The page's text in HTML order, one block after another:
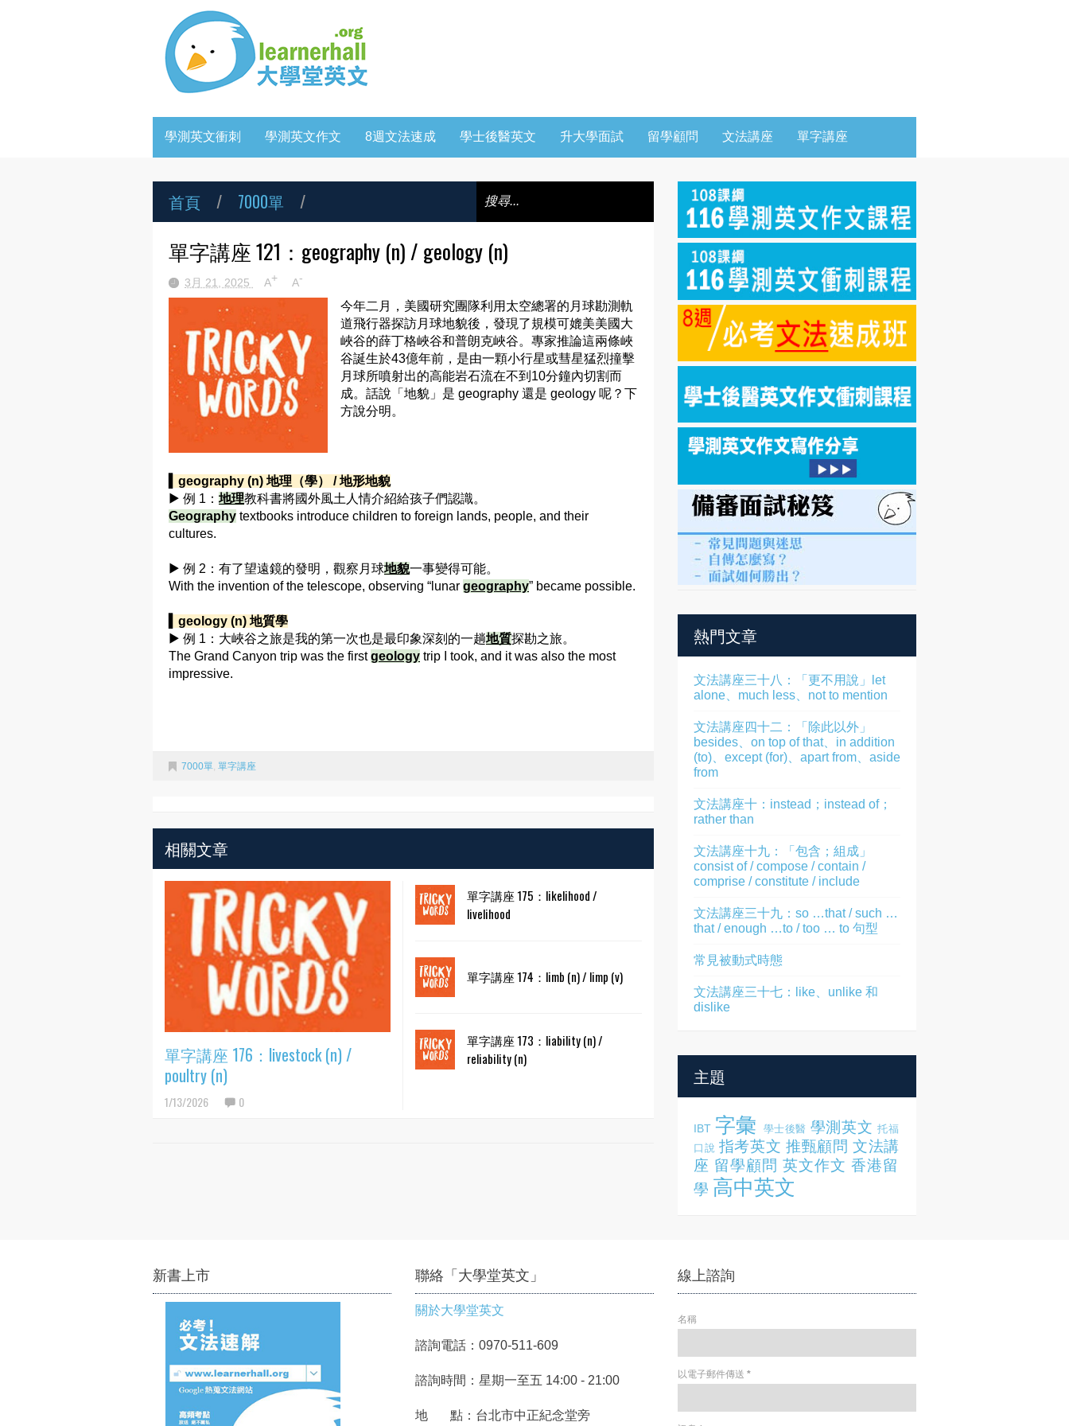
學測英文衝刺 學測英文作文 8週文法速成 學士後醫英文 升大學面試 留學顧問 文法講座 單字講座
首頁 / 7000單 /
單字講座 121：geography (n) / geology (n)
3月 21, 2025 A+ A-
今年二月，美國研究團隊利用太空總署的月球勘測軌
道飛行器探訪月球地貌後，發現了規模可媲美美國大
峽谷的薛丁格峽谷和普朗克峽谷。專家推論這兩條峽
谷誕生於43億年前，是由一顆小行星或彗星猛烈撞擊
月球所噴射出的高能岩石流在不到10分鐘內切割而
成。話說「地貌」是 geography 還是 geology 呢？下
方說分明。
▍geography (n) 地理（學） / 地形地貌
▶ 例 1： 地理教科書將國外風土人情介紹給孩子們認識。
Geography textbooks introduce children to foreign lands, people, and their
cultures.
▶ 例 2：有了望遠鏡的發明，觀察月球地貌一事變得可能。
With the invention of the telescope, observing “lunar geography” became possible.
▍geology (n) 地質學
▶ 例 1：大峽谷之旅是我的第一次也是最印象深刻的一趟地質探勘之旅。
The Grand Canyon trip was the firstgeology trip I took, and it was also the most
impressive.
7000單 單字講座
相關文章
單字講座 176：livestock (n) /
poultry (n)
1/13/2026 0
單字講座 175：likelihood /
livelihood
單字講座 174：limb (n) / limp (v)
單字講座 173：liability (n) /
reliability (n)
熱門文章
文法講座三十八：「更不用說」let
alone、much less、not to mention
文法講座四十二：「除此以外」
besides、on top of that、in addition
(to)、except (for)、apart from、aside
from
文法講座十：instead；instead of；
rather than
文法講座十九：「包含；組成」
consist of / compose / contain /
comprise / constitute / include
文法講座三十九：so …that / such …
that / enough …to / too … to 句型
常見被動式時態
文法講座三十七：like、unlike 和
dislike
主題
IBT 字彙 學士後醫 學測英文 托福
口說 指考英文 推甄顧問 文法講
座 留學顧問 英文作文 香港留
學 高中英文
新書上市 聯絡「大學堂英文」
關於大學堂英文
諮詢電話：0970-511-609
諮詢時間：星期一至五 14:00 - 21:00
地 點：台北市中正紀念堂旁
線上諮詢
名稱
以電子郵件傳送 *